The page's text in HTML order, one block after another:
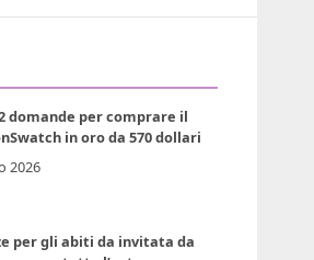
domande per comprare il
in oro da 570 dollari
2026
per gli abiti da invitata da